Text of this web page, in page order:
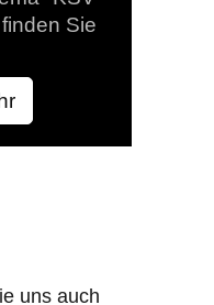
Sie
uns auch